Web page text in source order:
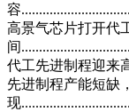
容
高景气芯片打开代
间
代工先进制程迎来
先进制程产能短缺
现